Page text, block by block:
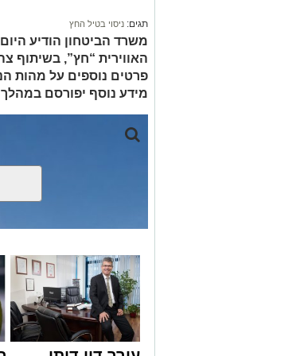
תגים: ניסוי בטיל החץ
משרד הביטחון הודיע
האווירית “חץ”, בשיתוף
פרטים נוספים על מהות
מידע נוסף יפורסם